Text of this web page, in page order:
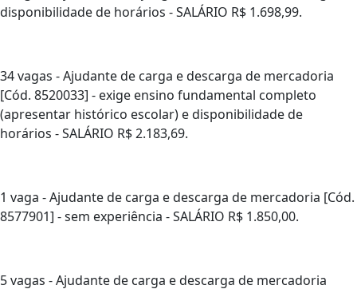
disponibilidade de horários - SALÁRIO R$ 1.698,99.
34 vagas - Ajudante de carga e descarga de mercadoria
[Cód. 8520033] - exige ensino fundamental completo
(apresentar histórico escolar) e disponibilidade de
horários - SALÁRIO R$ 2.183,69.
1 vaga - Ajudante de carga e descarga de mercadoria [Cód.
8577901] - sem experiência - SALÁRIO R$ 1.850,00.
5 vagas - Ajudante de carga e descarga de mercadoria